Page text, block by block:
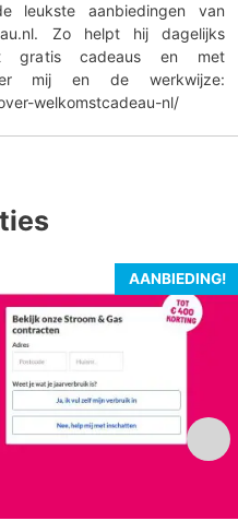
leukste aanbiedingen van
Zo helpt hij dagelijks
gratis cadeaus en met
mij en de werkwijze:
welkomstcadeau-nl/
AANBIEDING!